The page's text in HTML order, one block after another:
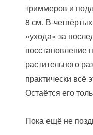
триммеров и
8 см. В-
«ухода» за
восстановление
растительного
практически всё
Остаётся его
Пока ещё не